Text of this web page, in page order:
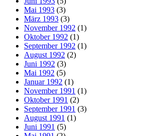
Mai 1993 (3)
März 1993 (3)
November 1992 (1)
Oktober 1992 (1)
September 1992 (1)
August 1992 (2)
Juni 1992 (3)
Mai 1992 (5)
Januar 1992 (1)
November 1991 (1)
Oktober 1991 (2)
September 1991 (3)
August 1991 (1)
Juni 1991 (5)